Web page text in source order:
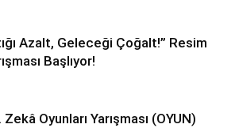
Azalt, Geleceği Çoğalt!” Resim
Başlıyor!
Zekâ Oyunları Yarışması (OYUN)